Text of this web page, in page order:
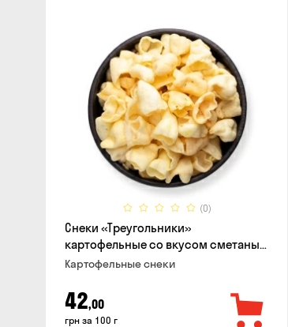
(0)
Снеки «Треугольники»
картофельные со вкусом сметаны
с луком
Картофельные снеки
42,00
грн за 100 г